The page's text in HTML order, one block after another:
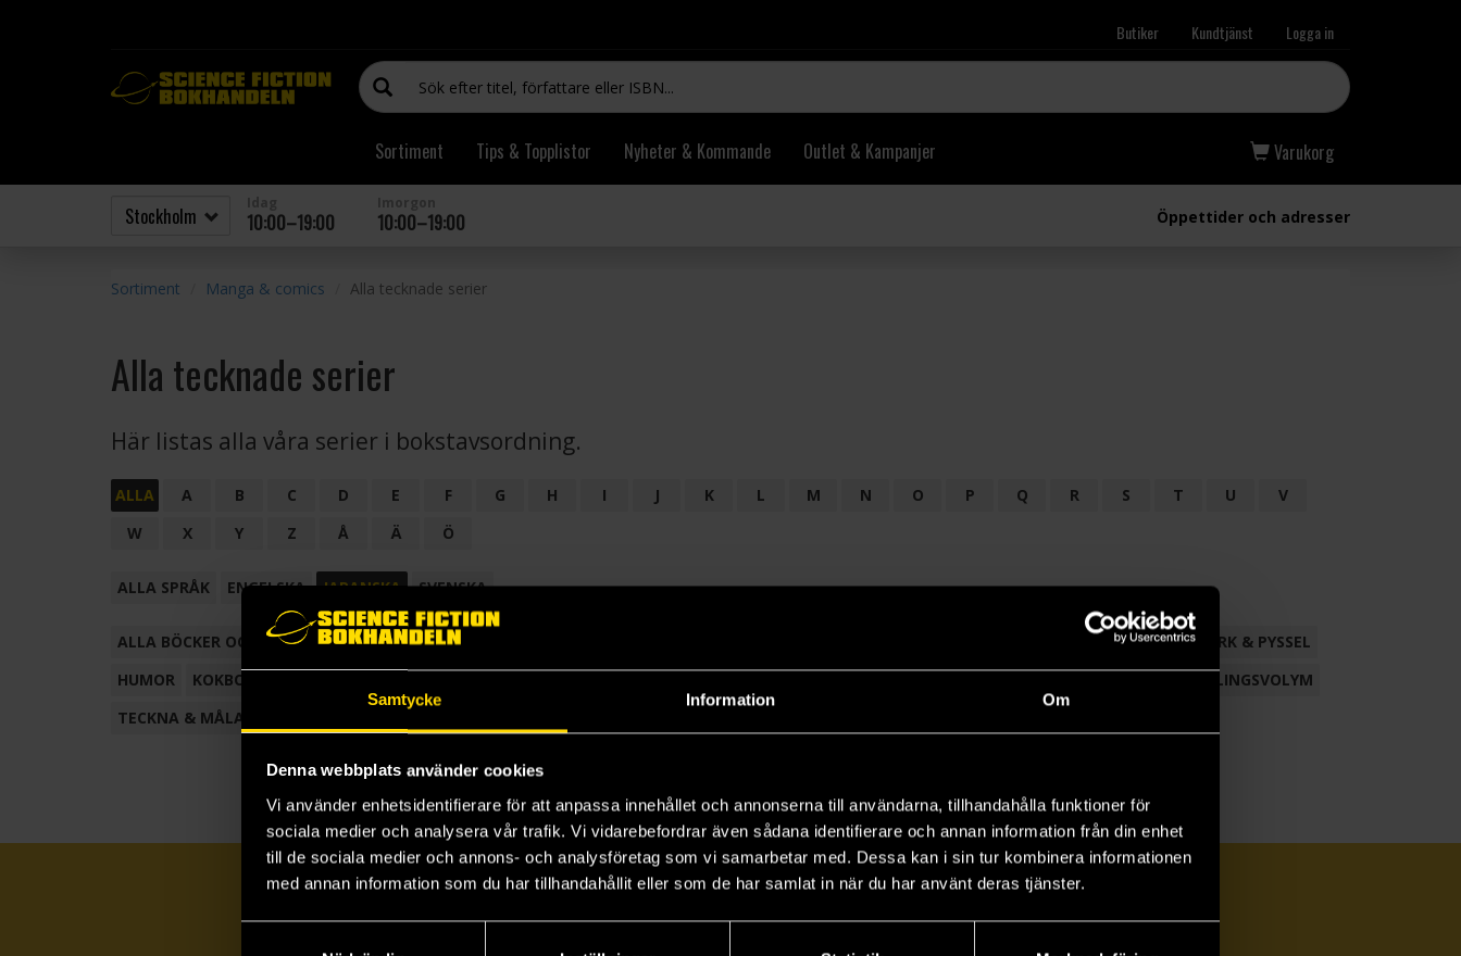
Samtycke Information Om
Denna webbplats använder cookies
Vi använder enhetsidentifierare för att anpassa innehållet och annonserna till användarna, tillhandahålla funktioner för
sociala medier och analysera vår trafik. Vi vidarebefordrar även sådana identifierare och annan information från din enhet
till de sociala medier och annons- och analysföretag som vi samarbetar med. Dessa kan i sin tur kombinera informationen
med annan information som du har tillhandahållit eller som de har samlat in när du har använt deras tjänster.
Butiker Kundtjänst Logga in
Sortiment Tips & Topplistor Nyheter & Kommande Outlet & Kampanjer Varukorg
10:00–19:00 10:00–19:00 Öppettider och adresser
Sortiment Manga & comics Alla tecknade serier
Alla tecknade serier
Här listas alla våra serier i bokstavsordning.
ALLA A B C D E F G H I J K L M N O P Q R S T U
V
W
X Y Z Å Ä Ö
ALLA SPRÅK ENGELSKA JAPANSKA SVENSKA
ALLA BÖCKER OCH TECKNADE SERIER ANTOLOGI FACKLITTERATUR
HANTVERK & PYSSEL
HUMOR
KOKBOK
SAMLINGSVOLYM
TECKNA & MÅLA
Prenumerera på vårt nyhetsbrev